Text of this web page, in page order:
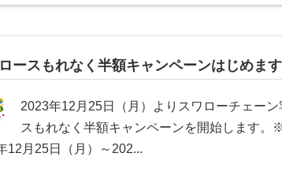
ースもれなく半額キャンペーンはじめます
2023年12月25日（月）よりスワローチェー
スもれなく半額キャンペーンを開始します
12月25日（月）～202...